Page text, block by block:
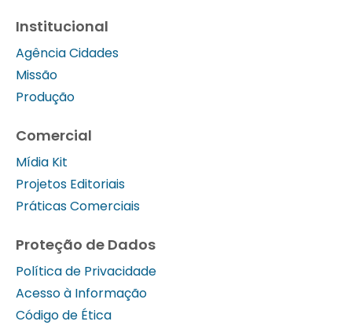
Institucional
Agência Cidades
Missão
Produção
Comercial
Mídia Kit
Projetos Editoriais
Práticas Comerciais
Proteção de Dados
Política de Privacidade
Acesso à Informação
Código de Ética